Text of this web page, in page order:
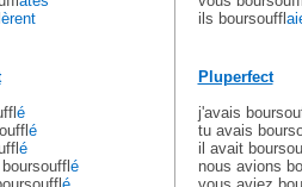
èrent
é
é
é
é
ils boursouffl
Pluperfect
j'avais
tu avais
il avait
nous avions